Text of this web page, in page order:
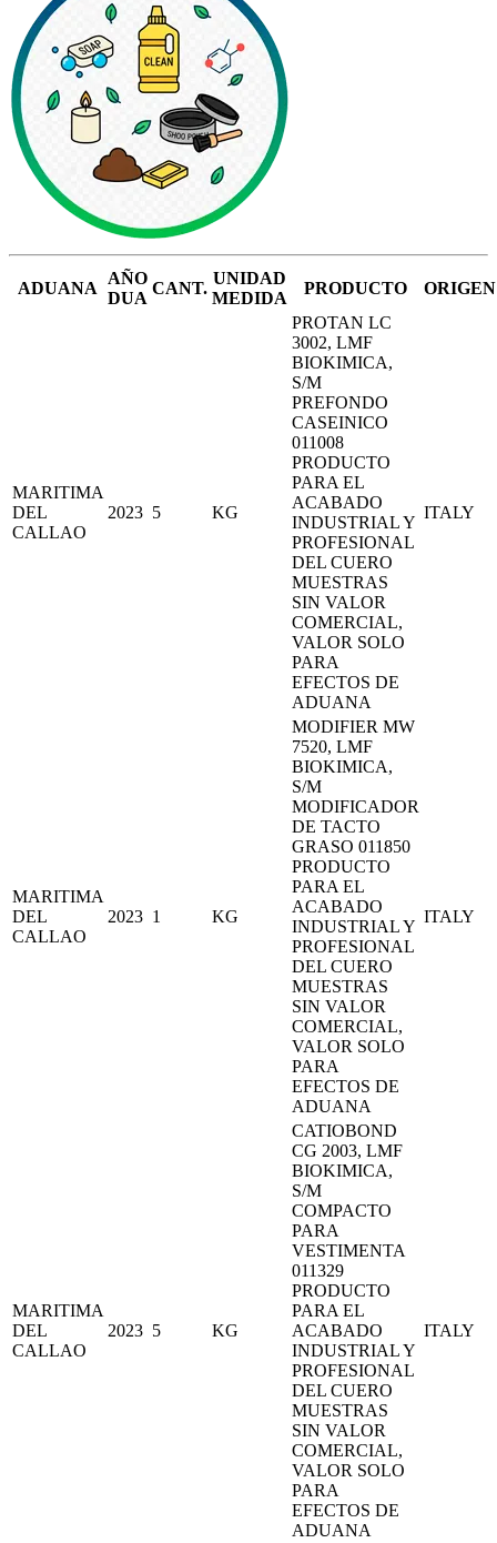
ADUANA
AÑO
DUA
CANT.
UNIDAD
MEDIDA
PRODUCTO ORIGEN
MARITIMA
DEL
CALLAO
2023 5 KG
PROTAN LC
3002, LMF
BIOKIMICA,
S/M
PREFONDO
CASEINICO
011008
PRODUCTO
PARA EL
ACABADO
INDUSTRIAL Y
PROFESIONAL
DEL CUERO
MUESTRAS
SIN VALOR
COMERCIAL,
VALOR SOLO
PARA
EFECTOS DE
ADUANA
ITALY
MARITIMA
DEL
CALLAO
2023 1 KG
MODIFIER MW
7520, LMF
BIOKIMICA,
S/M
MODIFICADOR
DE TACTO
GRASO 011850
PRODUCTO
PARA EL
ACABADO
INDUSTRIAL Y
PROFESIONAL
DEL CUERO
MUESTRAS
SIN VALOR
COMERCIAL,
VALOR SOLO
PARA
EFECTOS DE
ADUANA
ITALY
MARITIMA
DEL
CALLAO
2023 5 KG
CATIOBOND
CG 2003, LMF
BIOKIMICA,
S/M
COMPACTO
PARA
VESTIMENTA
011329
PRODUCTO
PARA EL
ACABADO
INDUSTRIAL Y
PROFESIONAL
DEL CUERO
MUESTRAS
SIN VALOR
COMERCIAL,
VALOR SOLO
PARA
EFECTOS DE
ADUANA
ITALY